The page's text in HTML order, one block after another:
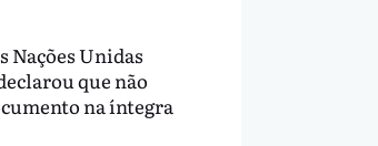
Nações Unidas
que não
na íntegra